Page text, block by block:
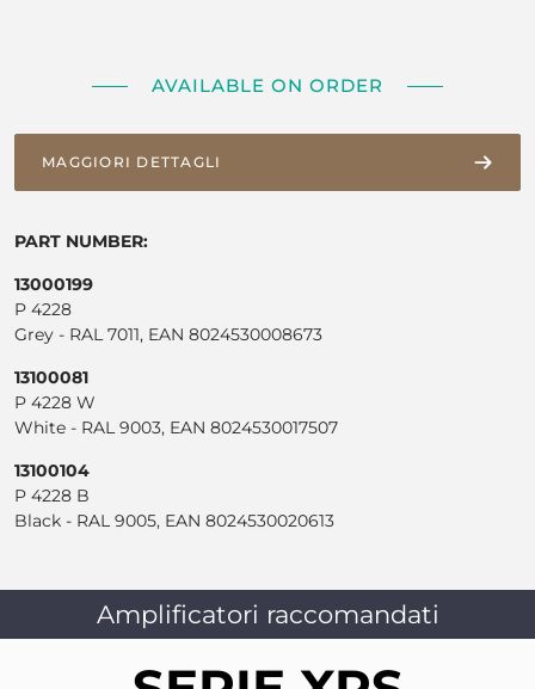
AVAILABLE ON ORDER
MAGGIORI DETTAGLI
PART NUMBER:
13000199
P 4228
Grey - RAL 7011, EAN 8024530008673
13100081
P 4228 W
White - RAL 9003, EAN 8024530017507
13100104
P 4228 B
Black - RAL 9005, EAN 8024530020613
Amplificatori raccomandati